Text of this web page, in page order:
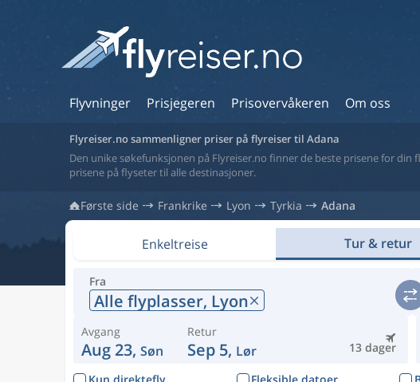
Flyvninger Prisjegeren Prisovervåkeren Om oss
Flyreiser.no sammenligner priser på flyreiser til Adana
Den unike søkefunksjonen på Flyreiser.no finner de beste prisene for din
prisene på flyseter til alle destinasjoner.
Første side Frankrike Lyon Tyrkia Adana
Enkeltreise Tur & retur
Fra
Alle flyplasser, Lyon
Avgang
Aug 23, Søn 13 dager
Retur
Sep 5, Lør